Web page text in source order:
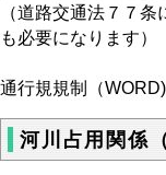
（道路交通法７７
も必要になります）
通行規規制（
河川占用関係